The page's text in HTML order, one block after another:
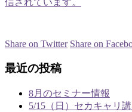
信されています。
Share on Twitter Share on
最近の投稿
8月のセミナー情報
5/15（日）セカキャリ